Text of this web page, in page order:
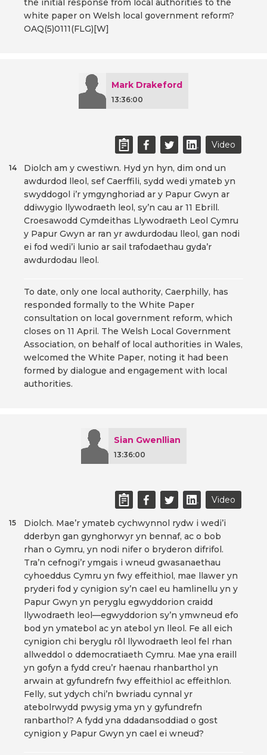
the initial response from local authorities to the
white paper on Welsh local government reform?
OAQ(5)0111(FLG)[W]
Mark Drakeford
13:36:00
Video
Diolch am y cwestiwn. Hyd yn hyn, dim ond un
awdurdod lleol, sef Caerffili, sydd wedi ymateb yn
swyddogol i’r ymgynghoriad ar y Papur Gwyn ar
ddiwygio llywodraeth leol, sy’n cau ar 11 Ebrill.
Croesawodd Cymdeithas Llywodraeth Leol Cymru
y Papur Gwyn ar ran yr awdurdodau lleol, gan nodi
ei fod wedi’i lunio ar sail trafodaethau gyda’r
awdurdodau lleol.
14
To date, only one local authority, Caerphilly, has
responded formally to the White Paper
consultation on local government reform, which
closes on 11 April. The Welsh Local Government
Association, on behalf of local authorities in Wales,
welcomed the White Paper, noting it had been
formed by dialogue and engagement with local
authorities.
Sian Gwenllian
13:36:00
Video
Diolch. Mae’r ymateb cychwynnol rydw i wedi’i
dderbyn gan gynghorwyr yn bennaf, ac o bob
rhan o Gymru, yn nodi nifer o bryderon difrifol.
Tra’n cefnogi’r ymgais i wneud gwasanaethau
cyhoeddus Cymru yn fwy effeithiol, mae llawer yn
pryderi fod y cynigion sy’n cael eu hamlinellu yn y
Papur Gwyn yn peryglu egwyddorion craidd
llywodraeth leol—egwyddorion sy’n ymwneud efo
bod yn ymatebol ac yn atebol yn lleol. Fe all eich
cynigion chi beryglu rôl llywodraeth leol fel rhan
allweddol o ddemocratiaeth Cymru. Mae yna eraill
yn gofyn a fydd creu’r haenau rhanbarthol yn
arwain at gyfundrefn fwy effeithiol ac effeithlon.
Felly, sut ydych chi’n bwriadu cynnal yr
atebolrwydd pwysig yma yn y gyfundrefn
ranbarthol? A fydd yna ddadansoddiad o gost
cynigion y Papur Gwyn yn cael ei wneud?
15